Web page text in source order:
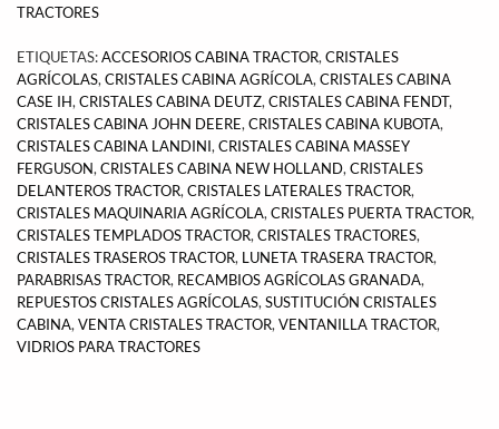
TRACTORES
ETIQUETAS:ACCESORIOS CABINA TRACTOR, CRISTALES
AGRÍCOLAS, CRISTALES CABINA AGRÍCOLA, CRISTALES CABINA
CASE IH, CRISTALES CABINA DEUTZ, CRISTALES CABINA FENDT,
CRISTALES CABINA JOHN DEERE, CRISTALES CABINA KUBOTA,
CRISTALES CABINA LANDINI, CRISTALES CABINA MASSEY
FERGUSON, CRISTALES CABINA NEW HOLLAND, CRISTALES
DELANTEROS TRACTOR, CRISTALES LATERALES TRACTOR,
CRISTALES MAQUINARIA AGRÍCOLA, CRISTALES PUERTA TRACTOR,
CRISTALES TEMPLADOS TRACTOR, CRISTALES TRACTORES,
CRISTALES TRASEROS TRACTOR, LUNETA TRASERA TRACTOR,
PARABRISAS TRACTOR, RECAMBIOS AGRÍCOLAS GRANADA,
REPUESTOS CRISTALES AGRÍCOLAS, SUSTITUCIÓN CRISTALES
CABINA, VENTA CRISTALES TRACTOR, VENTANILLA TRACTOR,
VIDRIOS PARA TRACTORES